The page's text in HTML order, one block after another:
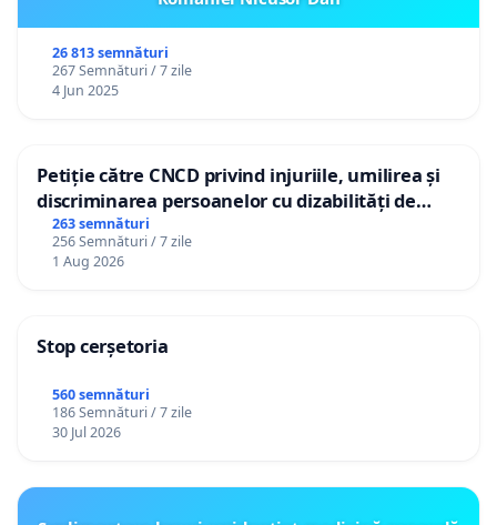
26 813 semnături
267 Semnături / 7 zile
4 Jun 2025
Petiție către CNCD privind injuriile, umilirea și
discriminarea persoanelor cu dizabilități de
către utilizatorul TikTok „Gorici”
263 semnături
256 Semnături / 7 zile
1 Aug 2026
Stop cerșetoria
560 semnături
186 Semnături / 7 zile
30 Jul 2026